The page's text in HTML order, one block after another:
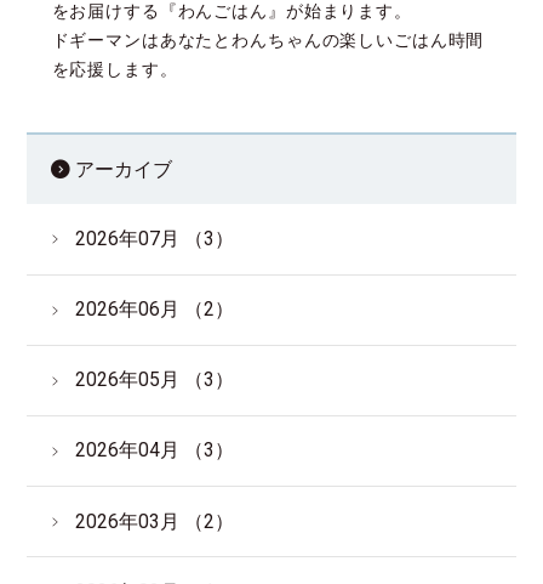
をお届けする『わんごはん』が始まります。
ドギーマンはあなたとわんちゃんの楽しいごはん時間
を応援します。
アーカイブ
2026年07月 （3）
2026年06月 （2）
2026年05月 （3）
2026年04月 （3）
2026年03月 （2）